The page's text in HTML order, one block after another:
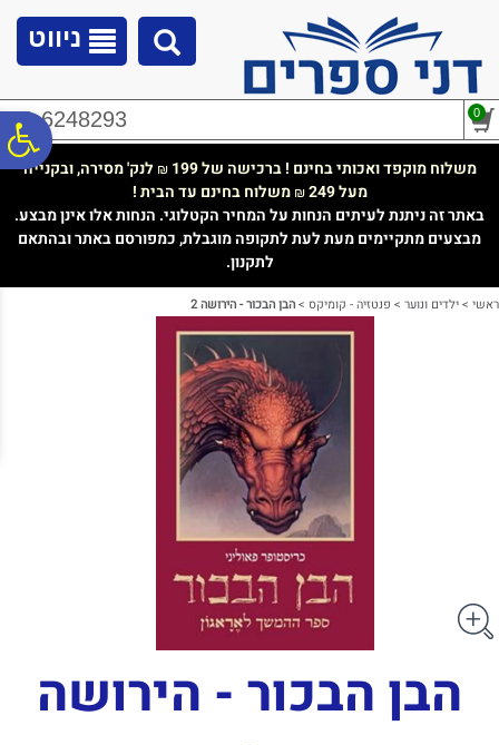
נגישות
ניווט
02-6248293 0
משלוח מוקפד ואכותי בחינם ! ברכישה של 199 ₪ לנק' מסירה, ובקנייה
מעל 249
₪משלוח בחינם עד הבית !
באתר זה ניתנת לעיתים הנחות על המחיר הקטלוגי. הנחות אלו אינן מבצע.
מבצעים מתקיימים מעת לעת לתקופה מוגבלת, כמפורסם באתר ובהתאם
לתקנון.
ראשי >ילדים ונוער > פנטזיה - קומיקס >הבן הבכור - הירושה 2
הבן הבכור - הירושה